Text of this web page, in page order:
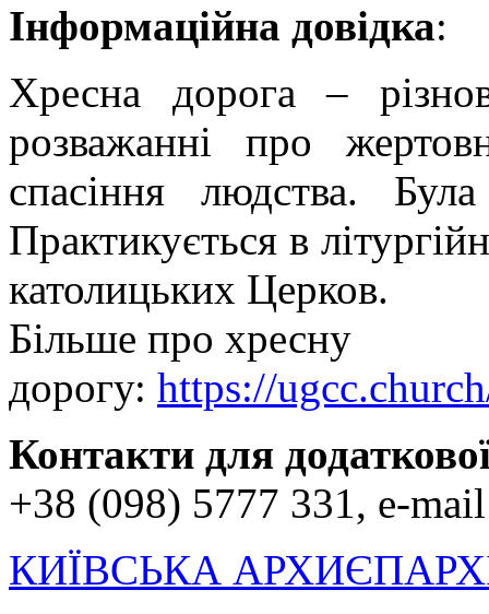
Інформаційна довідка:
Хресна дорога –
розважанні про
спасіння людства.
Практикується в
католицьких Церков.
Більше про хресну
дорогу: https://
Контакти для
+38 (098) 5777 331, e-
КИЇВСЬКА